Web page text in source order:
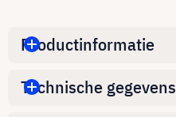
Productinformatie
Technische gegevens